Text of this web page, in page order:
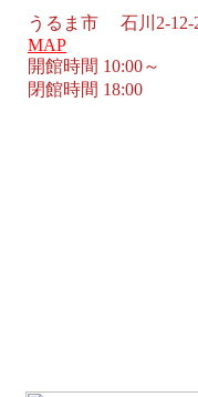
うるま市 石川2-12-
MAP
開館時間 10:00～
閉館時間 18:00